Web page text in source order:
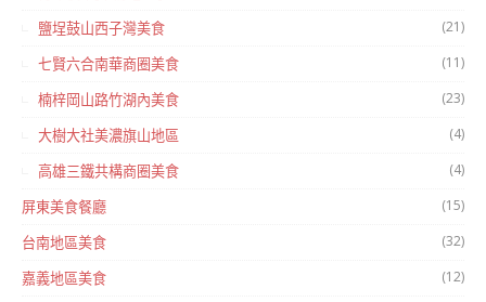
鹽埕鼓山西子灣美食 (21)
七賢六合南華商圈美食 (11)
楠梓岡山路竹湖內美食 (23)
大樹大社美濃旗山地區 (4)
高雄三鐵共構商圈美食 (4)
屏東美食餐廳 (15)
台南地區美食 (32)
嘉義地區美食 (12)